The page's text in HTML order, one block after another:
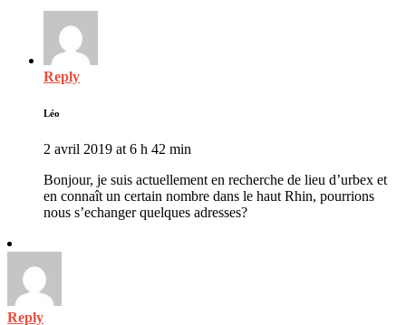
Reply
Léo
2 avril 2019 at 6 h 42 min
Bonjour, je suis actuellement en recherche de lieu d’urbex et
en connaît un certain nombre dans le haut Rhin, pourrions
nous s’echanger quelques adresses?
Reply